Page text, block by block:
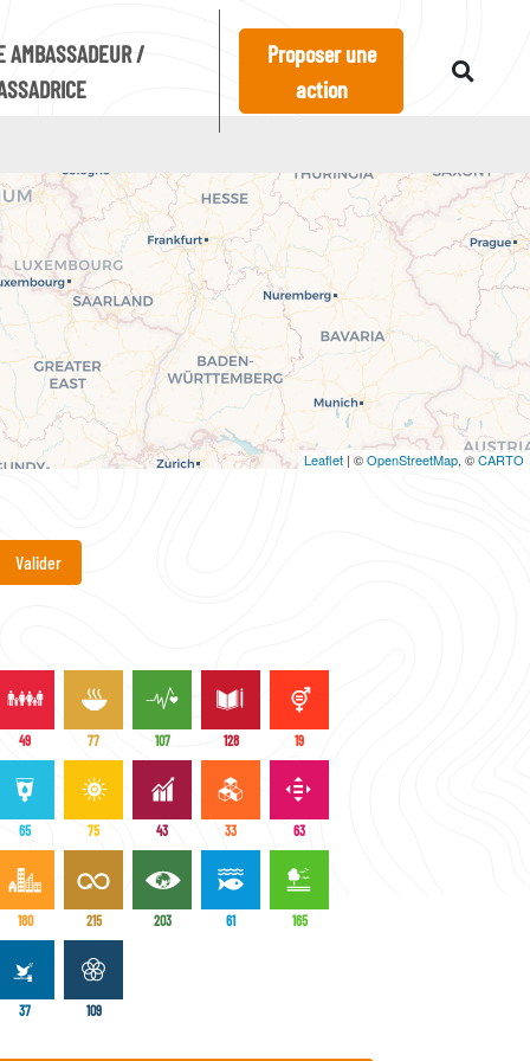
AMBASSADEUR /
Proposer une
action
Leaflet | ©OpenStreetMap, ©CARTO
49 77 107 128 19
65 75 43 33 63
180 215 203 61 165
37 109